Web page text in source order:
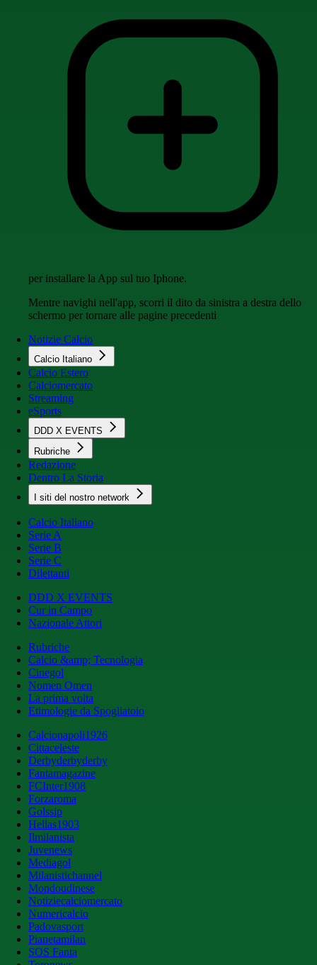
per installare la App sul tuo Iphone.
Mentre navighi nell'app, scorri il dito da sinistra a destra dello
schermo per tornare alle pagine precedenti
Notizie Calcio
Calcio Italiano
Calcio Estero
Calciomercato
Streaming
eSports
DDD X EVENTS
Rubriche
Redazione
Dentro La Storia
I siti del nostro network
Calcio Italiano
Serie A
Serie B
Serie C
Dilettanti
DDD X EVENTS
Cur in Campo
Nazionale Attori
Rubriche
Calcio &amp; Tecnologia
Cinegol
Nomen Omen
La prima volta
Etimologie da Spogliatoio
Calcionapoli1926
Cittaceleste
Derbyderbyderby
Fantamagazine
FCInter1908
Forzaroma
Golssip
Hellas1903
Ilmilanista
Juvenews
Mediagol
Milanistichannel
Mondoudinese
Notiziecalciomercato
Numericalcio
Padovasport
Pianetamilan
SOS Fanta